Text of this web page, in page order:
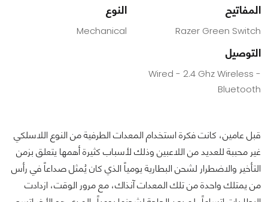
المفاتيح
Razer Green Switch
النوع
Mechanical
التوصيل
Wired - 2.4 Ghz Wireless -
Bluetooth
قبل عامين، كانت فكرة استخدام المعدات الطرفية من النوع اللاسلكي
غير محببة للعديد من اللاعبين وذلك لأسباب كثيرة أهمها يتعلق بزمن
التأخير والاضطرار لشحن البطارية يومياً الذي كان يُمثل صداعاً في رأس
من يمتلك واحدة من تلك المعدات آنذاك، مع مرور الوقت، ازدادت